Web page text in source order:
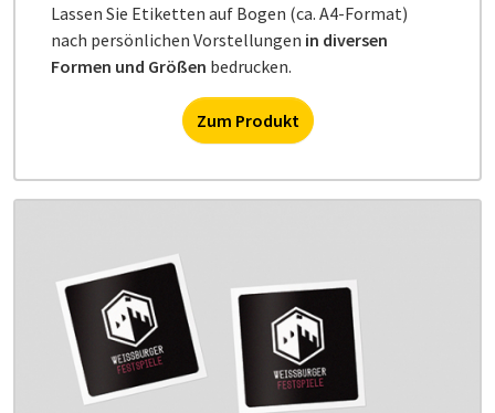
Lassen Sie Etiketten auf Bogen (ca. A4-Format)
nach persönlichen Vorstellungen in diversen
Formen und Größen bedrucken.
Zum Produkt